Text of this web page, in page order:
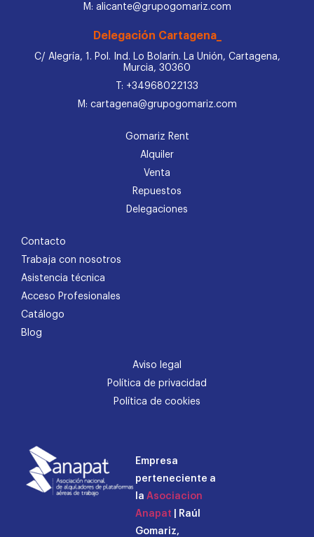
M: alicante@grupogomariz.com
Delegación Cartagena_
C/ Alegría, 1. Pol. Ind. Lo Bolarín. La Unión, Cartagena,
Murcia, 30360
T: +34968022133
M: cartagena@grupogomariz.com
Gomariz Rent
Alquiler
Venta
Repuestos
Delegaciones
Contacto
Trabaja con nosotros
Asistencia técnica
Acceso Profesionales
Catálogo
Blog
Aviso legal
Política de privacidad
Política de cookies
Empresa
perteneciente a
la Asociacion
Anapat | Raúl
Gomariz,